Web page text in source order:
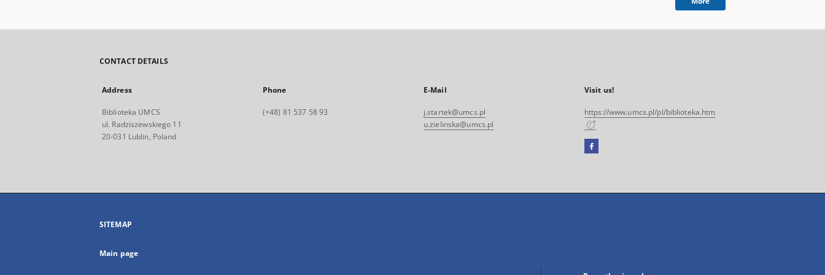
CONTACT DETAILS
Address
Biblioteka UMCS
ul. Radziszewskiego 11
20-031 Lublin, Poland
Phone
(+48) 81 537 58 93
E-Mail
j.startek@umcs.pl
u.zielinska@umcs.pl
Visit us!
https://www.umcs.pl/pl/biblioteka.htm
Facebook
open
SITEMAP
Main page